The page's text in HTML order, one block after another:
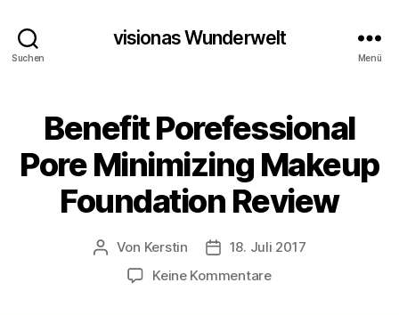
Suchen
visionas Wunderwelt
Menü
Benefit Porefessional
Pore Minimizing Makeup
Foundation Review
Beitragsautor
Von Kerstin Beitragsdatum
18. Juli 2017
Keine Kommentarezu